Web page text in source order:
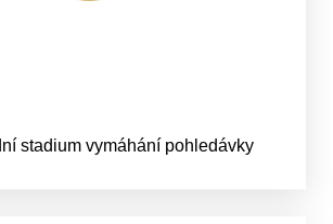
stadium vymáhání pohledávky